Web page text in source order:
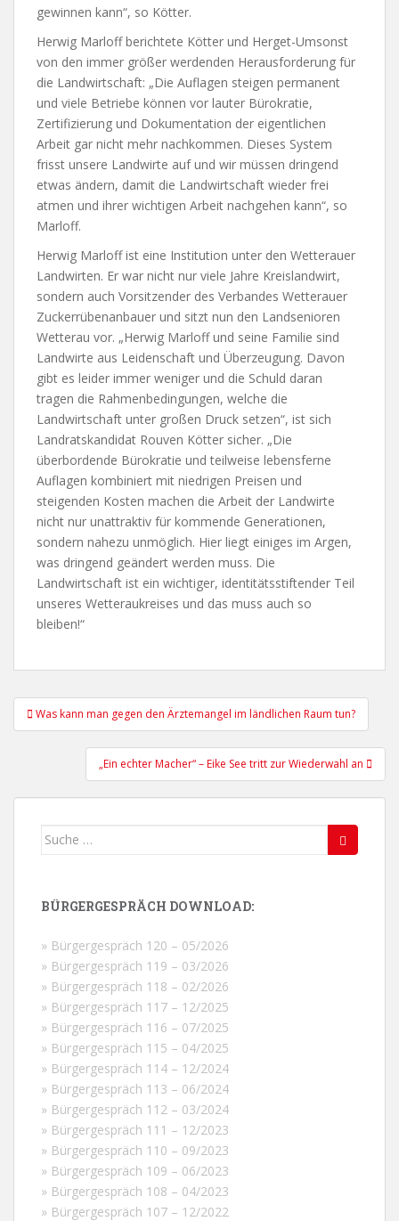
gewinnen kann“, so Kötter.
Herwig Marloff berichtete Kötter und Herget-Umsonst
von den immer größer werdenden Herausforderung für
die Landwirtschaft: „Die Auflagen steigen permanent
und viele Betriebe können vor lauter Bürokratie,
Zertifizierung und Dokumentation der eigentlichen
Arbeit gar nicht mehr nachkommen. Dieses System
frisst unsere Landwirte auf und wir müssen dringend
etwas ändern, damit die Landwirtschaft wieder frei
atmen und ihrer wichtigen Arbeit nachgehen kann“, so
Marloff.
Herwig Marloff ist eine Institution unter den Wetterauer
Landwirten. Er war nicht nur viele Jahre Kreislandwirt,
sondern auch Vorsitzender des Verbandes Wetterauer
Zuckerrübenanbauer und sitzt nun den Landsenioren
Wetterau vor. „Herwig Marloff und seine Familie sind
Landwirte aus Leidenschaft und Überzeugung. Davon
gibt es leider immer weniger und die Schuld daran
tragen die Rahmenbedingungen, welche die
Landwirtschaft unter großen Druck setzen“, ist sich
Landratskandidat Rouven Kötter sicher. „Die
überbordende Bürokratie und teilweise lebensferne
Auflagen kombiniert mit niedrigen Preisen und
steigenden Kosten machen die Arbeit der Landwirte
nicht nur unattraktiv für kommende Generationen,
sondern nahezu unmöglich. Hier liegt einiges im Argen,
was dringend geändert werden muss. Die
Landwirtschaft ist ein wichtiger, identitätsstiftender Teil
unseres Wetteraukreises und das muss auch so
bleiben!“
Beitragsnavigation
Was kann man gegen den Ärztemangel im ländlichen Raum tun?
„Ein echter Macher“ – Eike See tritt zur Wiederwahl an
Suche
BÜRGERGESPRÄCH DOWNLOAD:
» Bürgergespräch 120 – 05/2026
» Bürgergespräch 119 – 03/2026
» Bürgergespräch 118 – 02/2026
» Bürgergespräch 117 – 12/2025
» Bürgergespräch 116 – 07/2025
» Bürgergespräch 115 – 04/2025
» Bürgergespräch 114 – 12/2024
» Bürgergespräch 113 – 06/2024
» Bürgergespräch 112 – 03/2024
» Bürgergespräch 111 – 12/2023
» Bürgergespräch 110 – 09/2023
» Bürgergespräch 109 – 06/2023
» Bürgergespräch 108 – 04/2023
» Bürgergespräch 107 – 12/2022